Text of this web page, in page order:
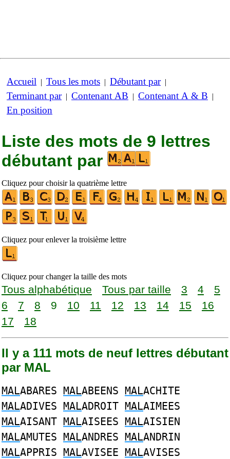
Accueil | Tous les mots | Débutant par|
Terminant par| Contenant AB | Contenant A & B |
En position
Liste des mots de 9 lettres
débutant par
Cliquez pour choisir la quatrième lettre
Cliquez pour enlever la troisième lettre
Cliquez pour changer la taille des mots
Tous alphabétique Tous par taille 3 4
5
6
7 8 9 10 11 12 13 14 15
16
17
18
Il y a 111 mots de neuf lettres débutant
par MAL
MALABARES MALABEENS MALACHITE
MALADIVES MALADROIT MALAIMEES
MALAISANT MALAISEES MALAISIEN
MALAMUTES MALANDRES MALANDRIN
MALAPPRIS MALAVISEE MALAVISES